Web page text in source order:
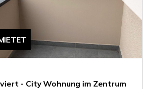
- City Wohnung im Zentrum